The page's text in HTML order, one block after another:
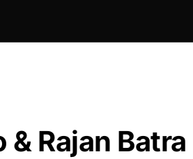
& Rajan Batra